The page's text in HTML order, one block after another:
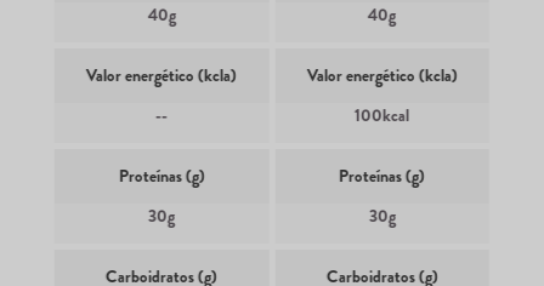
40g
Valor energético (kcla)
--
Proteínas (g)
30g
Carboidratos (g)
40g
Valor energético (kcla)
100kcal
Proteínas (g)
30g
Carboidratos (g)